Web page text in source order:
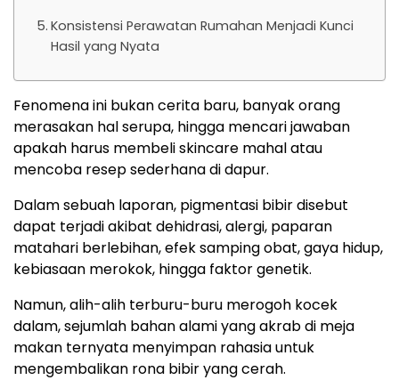
Konsistensi Perawatan Rumahan Menjadi Kunci
Hasil yang Nyata
Fenomena ini bukan cerita baru, banyak orang
merasakan hal serupa, hingga mencari jawaban
apakah harus membeli skincare mahal atau
mencoba resep sederhana di dapur.
Dalam sebuah laporan, pigmentasi bibir disebut
dapat terjadi akibat dehidrasi, alergi, paparan
matahari berlebihan, efek samping obat, gaya hidup,
kebiasaan merokok, hingga faktor genetik.
Namun, alih-alih terburu-buru merogoh kocek
dalam, sejumlah bahan alami yang akrab di meja
makan ternyata menyimpan rahasia untuk
mengembalikan rona bibir yang cerah.